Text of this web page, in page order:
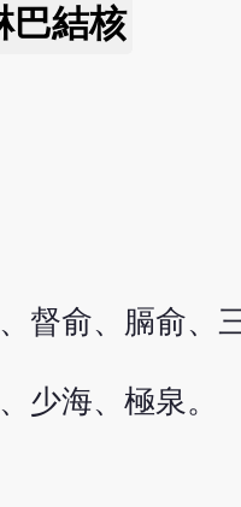
巴結核
督俞、膈俞、
少海、極泉。